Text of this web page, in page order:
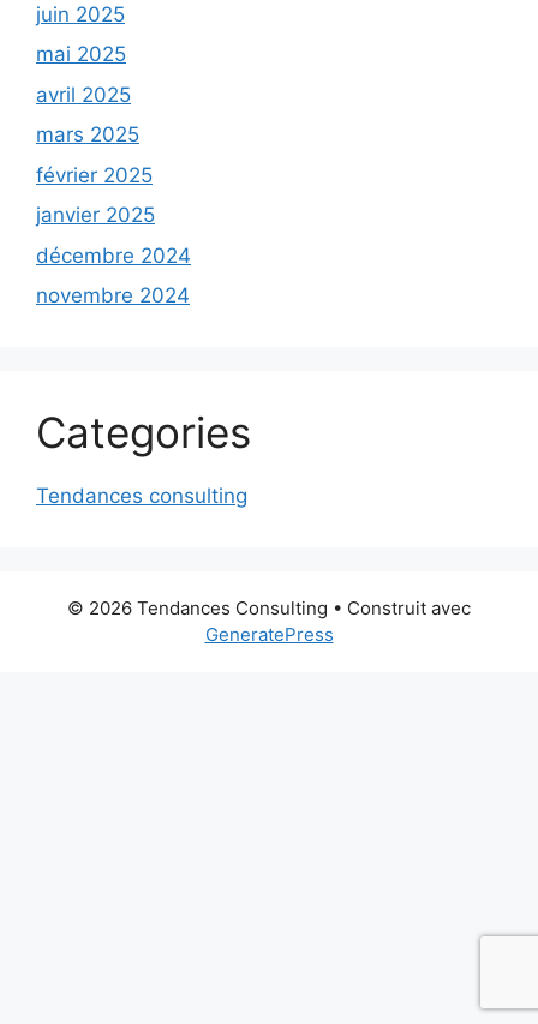
juin 2025
mai 2025
avril 2025
mars 2025
février 2025
janvier 2025
décembre 2024
novembre 2024
Categories
Tendances consulting
© 2026 Tendances Consulting • Construit avec
GeneratePress